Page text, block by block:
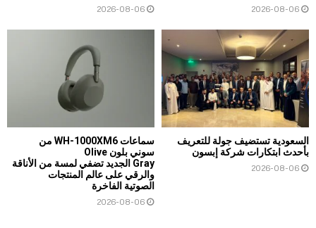
2026-08-06
2026-08-06
السعودية تستضيف جولة للتعريف
بأحدث ابتكارات شركة إبسون
2026-08-06
سماعات WH-1000XM6 من
سوني بلون Olive
Gray الجديد تضفي لمسة من الأناقة
والرقي على عالم المنتجات
الصوتية الفاخرة
2026-08-06